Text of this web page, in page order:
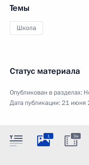
Темы
Школа
Статус материала
Опубликован в разделах:
Дата публикации:21 июня
1 3м